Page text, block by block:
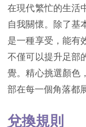
在現代繁忙的生活
自我關懷。除了基
是一種享受，能有
不僅可以提升足部
覺。精心挑選顏色
部在每一個角落都
兌換規則